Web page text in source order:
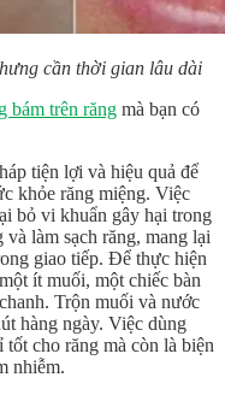
cần thời gian lâu dài
bám trên răng mà bạn có
tiện lợi và hiệu quả để
khỏe răng miệng. Việc
bỏ vi khuẩn gây hại trong
làm sạch răng, mang lại
giao tiếp. Để thực hiện
ít muối, một chiếc bàn
Trộn muối và nước
hàng ngày. Việc dùng
tốt cho răng mà còn là biện
nhiễm.